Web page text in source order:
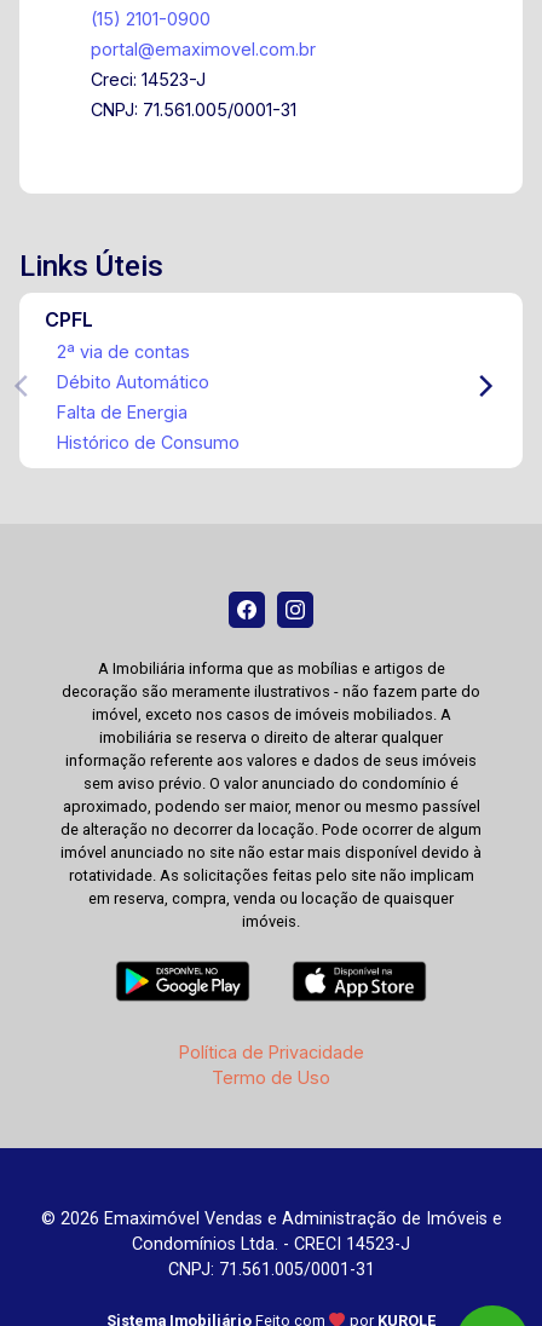
(15) 2101-0900
portal@emaximovel.com.br
Creci: 14523-J
CNPJ: 71.561.005/0001-31
Links Úteis
CPFL
2ª via de contas
Débito Automático
Falta de Energia
Histórico de Consumo
A Imobiliária informa que as mobílias e artigos de
decoração são meramente ilustrativos - não fazem parte do
imóvel, exceto nos casos de imóveis mobiliados. A
imobiliária se reserva o direito de alterar qualquer
informação referente aos valores e dados de seus imóveis
sem aviso prévio. O valor anunciado do condomínio é
aproximado, podendo ser maior, menor ou mesmo passível
de alteração no decorrer da locação. Pode ocorrer de algum
imóvel anunciado no site não estar mais disponível devido à
rotatividade. As solicitações feitas pelo site não implicam
em reserva, compra, venda ou locação de quaisquer
imóveis.
Política de Privacidade
Termo de Uso
© 2026 Emaximóvel Vendas e Administração de Imóveis e
Condomínios Ltda. - CRECI 14523-J
CNPJ: 71.561.005/0001-31
Sistema Imobiliário Feito com por KUROLE